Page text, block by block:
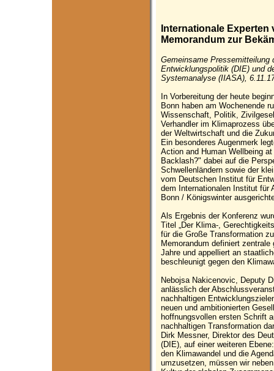
Internationale
Memorandum zur
Gemeinsame
Entwicklungspolitik (DIE) und
Systemanalyse (IIASA),
In Vorbereitung der heute
Bonn haben am Wochenende
Wissenschaft, Politik,
Verhandler im Klimaprozess
der Weltwirtschaft und die
Ein besonderes Augenmerk
Action and Human Wellbeing
Backlash?" dabei auf die
Schwellenländern sowie der
vom Deutschen Institut für
dem Internationalen Institut für
Bonn / Königswinter
Als Ergebnis der Konferenz
Titel „Der Klima-,
für die Große Transformation
Memorandum definiert
Jahre und appelliert an
beschleunigt gegen den
Nebojsa Nakicenovic, Deputy
anlässlich der
nachhaltigen
neuen und ambitionierten
hoffnungsvollen ersten Schrift
nachhaltigen Transformation
Dirk Messner, Direktor des
(DIE), auf einer weiteren
den Klimawandel und die
umzusetzen, müssen wir